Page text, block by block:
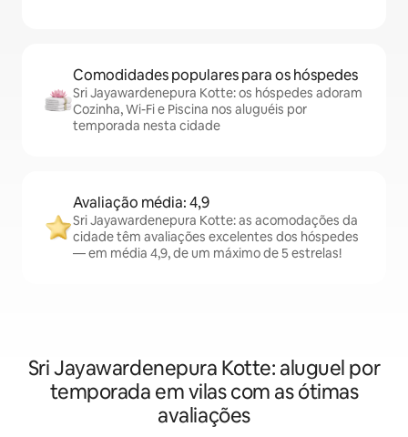
Comodidades populares para os hóspedes
Sri Jayawardenepura Kotte: os hóspedes adoram
Cozinha, Wi-Fi e Piscina nos aluguéis por
temporada nesta cidade
Avaliação média: 4,9
Sri Jayawardenepura Kotte: as acomodações da
cidade têm avaliações excelentes dos hóspedes
— em média 4,9, de um máximo de 5 estrelas!
Sri Jayawardenepura Kotte: aluguel por
temporada em vilas com as ótimas
avaliações